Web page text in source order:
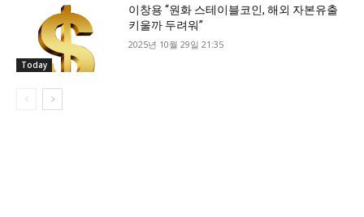
Today
이창용 “원화 스테이블코인, 해외 자본유출
키울까 두려워”
2025년 10월 29일 21:35